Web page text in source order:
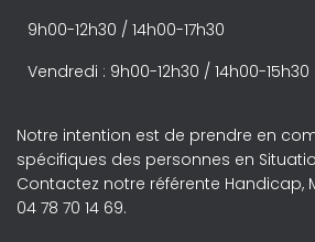
9h00-12h30 / 14h00-17h30
Vendredi : 9h00-12h30 / 14h00-15h30
Notre intention est de prendre en
spécifiques des personnes en
Contactez notre référente Handicap,
04 78 70 14 69.